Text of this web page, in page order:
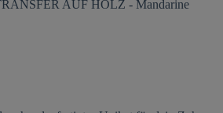
AUF HOLZ - Mandarine